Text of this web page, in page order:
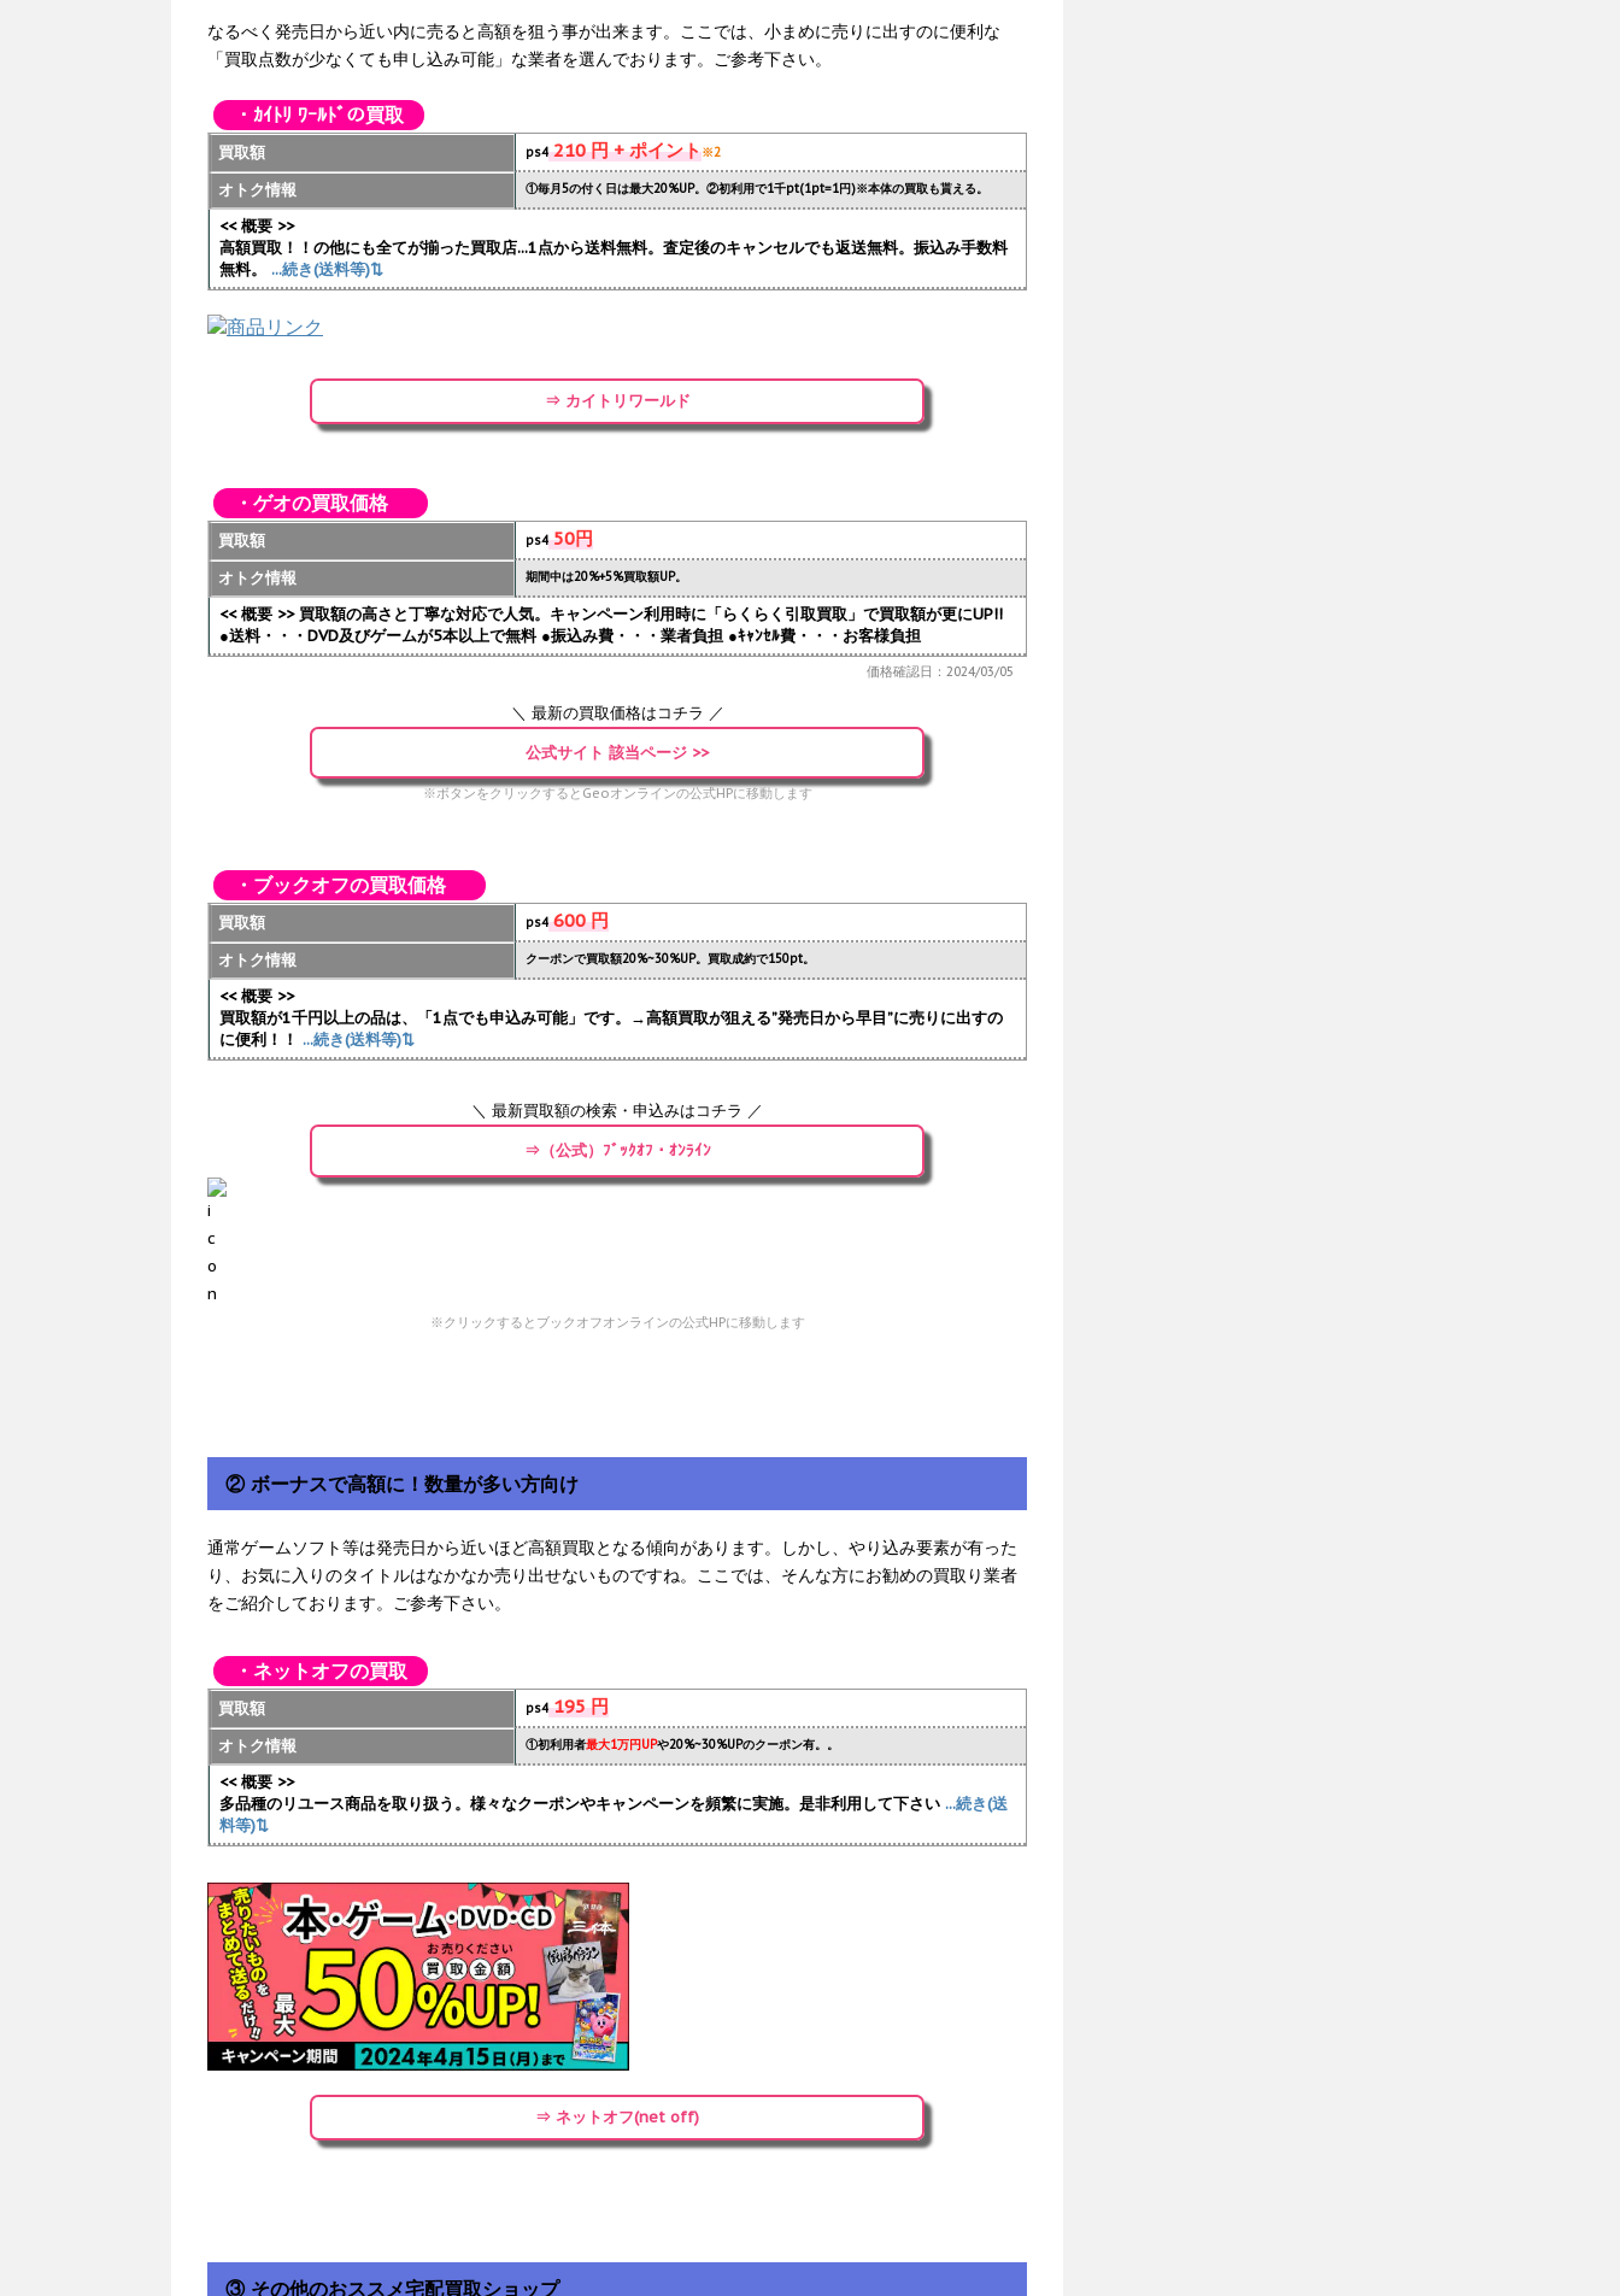
なるべく発売日から近い内に売ると高額を狙う事が出来ます。ここでは、小まめに売りに出すのに便利な
「買取点数が少なくても申し込み可能」な業者を選んでおります。ご参考下さい。
・ｶｲﾄﾘ ﾜｰﾙﾄﾞの買取
買取額 ps4210 円 + ポイント※2
オトク情報 ①毎月5の付く日は最大20%UP。②初利用で1千pt(1pt=1円)※本体の買取も貰える。
<< 概要 >>
高額買取！！の他にも全てが揃った買取店...1点から送料無料。査定後のキャンセルでも返送無料。振込み手数料
無料。
...続き(送料等)⇅
⇒ カイトリワールド
・ゲオの買取価格
買取額 ps450円
オトク情報 期間中は20%+5%買取額UP。
<< 概要 >> 買取額の高さと丁寧な対応で人気。キャンペーン利用時に「らくらく引取買取」で買取額が更にUP!!
●送料・・・DVD及びゲームが5本以上で無料 ●振込み費・・・業者負担 ●ｷｬﾝｾﾙ費・・・お客様負担
価格確認日：2024/03/05
＼ 最新の買取価格はコチラ ／
公式サイト 該当ページ >>
※ボタンをクリックするとGeoオンラインの公式HPに移動します
・ブックオフの買取価格
買取額 ps4600 円
オトク情報 クーポンで買取額20%~30%UP。買取成約で150pt。
<< 概要 >>
買取額が1千円以上の品は、「1点でも申込み可能」です。→高額買取が狙える”発売日から早目”に売りに出すの
に便利！！ ...続き(送料等)⇅
＼ 最新買取額の検索・申込みはコチラ ／
⇒（公式）ﾌﾞｯｸｵﾌ・ｵﾝﾗｲﾝ
※クリックするとブックオフオンラインの公式HPに移動します
② ボーナスで高額に！数量が多い方向け
通常ゲームソフト等は発売日から近いほど高額買取となる傾向があります。しかし、やり込み要素が有った
り、お気に入りのタイトルはなかなか売り出せないものですね。ここでは、そんな方にお勧めの買取り業者
をご紹介しております。ご参考下さい。
・ネットオフの買取
買取額 ps4195 円
オトク情報 ①初利用者最大1万円UPや20%~30%UPのクーポン有。。
<< 概要 >>
多品種のリユース商品を取り扱う。様々なクーポンやキャンペーンを頻繁に実施。是非利用して下さい ...続き(送
料等)⇅
⇒ ネットオフ(net off)
③ その他のおススメ宅配買取ショップ